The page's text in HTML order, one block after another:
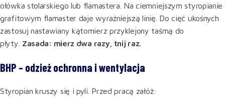
ołówka stolarskiego lub flamastera. Na ciemniejszym styropianie
grafitowym flamaster daje wyraźniejszą linię. Do cięć ukośnych
zastosuj nastawiany kątomierz przyklejony taśmą do
płyty. Zasada: mierz dwa razy, tnij raz.
BHP – odzież ochronna i wentylacja
Styropian kruszy się i pyli. Przed pracą załóż: